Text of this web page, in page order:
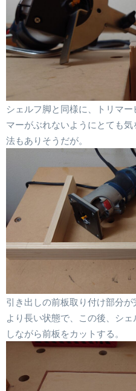
シェルフ脚と同様に、トリマ
マーがぶれないようにとても
法もありそうだが。
引き出しの前板取り付け部分
より長い状態で、この後、シ
しながら前板をカットする。